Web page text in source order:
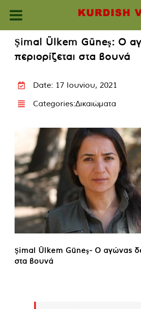
content
Şimal Ülkem Güneş: Ο
περιορίζεται στα βουνά
Date: 17 Ιουνίου, 2021
Categories:Δικαιώματα
Şimal Ülkem Güneş- Ο αγώνας
στα βουνά